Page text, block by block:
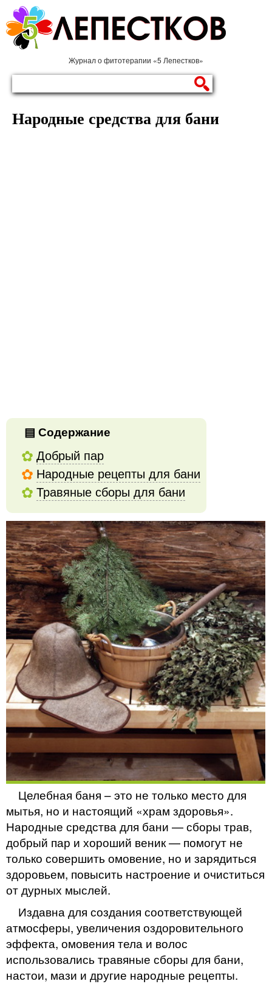
Журнал о фитотерапии «5 Лепестков»
Народные средства для бани
Содержание
Добрый пар
Народные рецепты для бани
Травяные сборы для бани
Целебная баня – это не только место для
мытья, но и настоящий «храм здоровья».
Народные средства для бани — сборы трав,
добрый пар и хороший веник — помогут не
только совершить омовение, но и зарядиться
здоровьем, повысить настроение и очиститься
от дурных мыслей.
Издавна для создания соответствующей
атмосферы, увеличения оздоровительного
эффекта, омовения тела и волос
использовались травяные сборы для бани,
настои, мази и другие народные рецепты.